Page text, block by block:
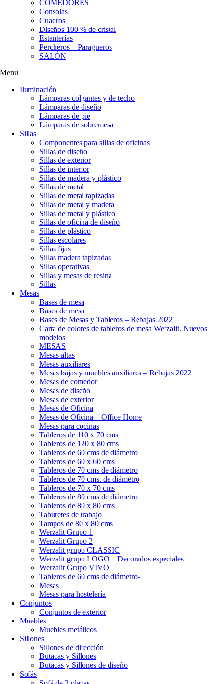
COMEDORES
Consolas
Cuadros
Diseños 100 % de cristal
Estanterías
Percheros – Paragueros
SALÓN
Menu
Iluminación
Lámparas colgantes y de techo
Lámparas de diseño
Lámparas de pie
Lámparas de sobremesa
Sillas
Componentes para sillas de oficinas
Sillas de diseño
Sillas de exterior
Sillas de interior
Sillas de madera y plástico
Sillas de metal
Sillas de metal tapizadas
Sillas de metal y madera
Sillas de metal y plástico
Sillas de oficina de diseño
Sillas de plástico
Sillas escolares
Sillas fijas
Sillas madera tapizadas
Sillas operativas
Sillas y mesas de resina
Sillas
Mesas
Bases de mesa
Bases de mesa
Bases de Mesas y Tableros – Rebajas 2022
Carta de colores de tableros de mesa Werzalit. Nuevos
modelos
MESAS
Mesas altas
Mesas auxiliares
Mesas bajas y muebles auxiliares – Rebajas 2022
Mesas de comedor
Mesas de diseño
Mesas de exterior
Mesas de Oficina
Mesas de Oficina – Office Home
Mesas para cocinas
Tableros de 110 x 70 cms
Tableros de 120 x 80 cms
Tableros de 60 cms de diámetro
Tableros de 60 x 60 cms
Tableros de 70 cms de diámetro
Tableros de 70 cms. de diámetro
Tableros de 70 x 70 cms
Tableros de 80 cms de diámetro
Tableros de 80 x 80 cms
Taburetes de trabajo
Tampos de 80 x 80 cms
Werzalit Grupo 1
Werzalit Grupo 2
Werzalit grupo CLASSIC
Werzalit grupo LOGO – Decorados especiales –
Werzalit Grupo VIVO
Tableros de 60 cms de diámetro-
Mesas
Mesas para hostelería
Conjuntos
Conjuntos de exterior
Muebles
Muebles metálicos
Sillones
Sillones de dirección
Butacas y Sillones
Butacas y Sillones de diseño
Sofás